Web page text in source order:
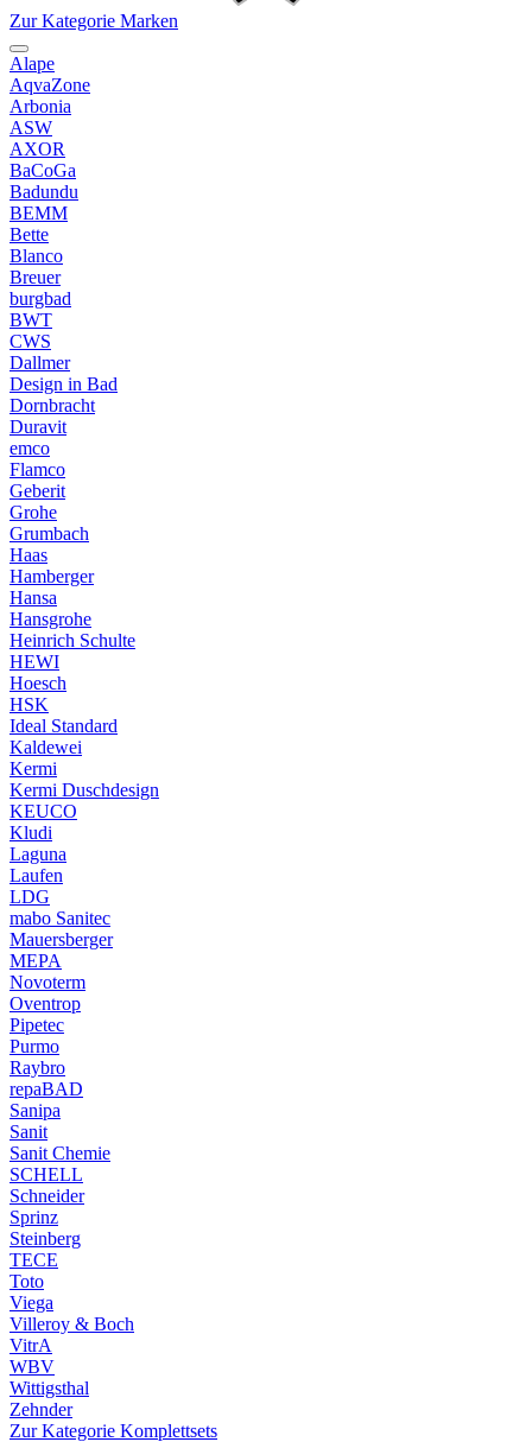
Zur Kategorie Marken
Alape
AqvaZone
Arbonia
ASW
AXOR
BaCoGa
Badundu
BEMM
Bette
Blanco
Breuer
burgbad
BWT
CWS
Dallmer
Design in Bad
Dornbracht
Duravit
emco
Flamco
Geberit
Grohe
Grumbach
Haas
Hamberger
Hansa
Hansgrohe
Heinrich Schulte
HEWI
Hoesch
HSK
Ideal Standard
Kaldewei
Kermi
Kermi Duschdesign
KEUCO
Kludi
Laguna
Laufen
LDG
mabo Sanitec
Mauersberger
MEPA
Novoterm
Oventrop
Pipetec
Purmo
Raybro
repaBAD
Sanipa
Sanit
Sanit Chemie
SCHELL
Schneider
Sprinz
Steinberg
TECE
Toto
Viega
Villeroy & Boch
VitrA
WBV
Wittigsthal
Zehnder
Zur Kategorie Komplettsets